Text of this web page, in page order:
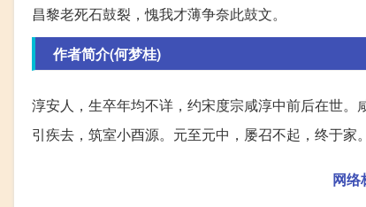
昌黎老死石鼓裂，愧我才薄争奈此鼓文。
作者简介(何梦桂)
淳安人，生卒年均不详，约宋度宗咸淳中前后在世。
引疾去，筑室小酉源。元至元中，屡召不起，终于家
网络